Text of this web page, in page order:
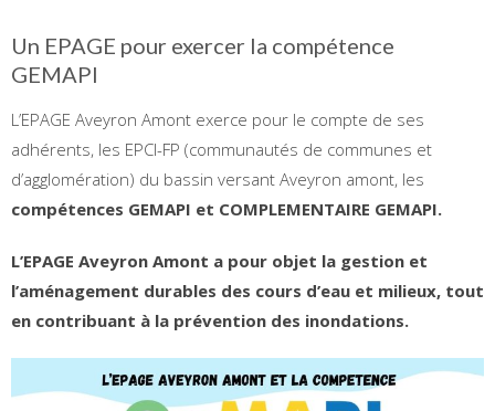
Un EPAGE pour exercer la compétence
GEMAPI
L’EPAGE Aveyron Amont exerce pour le compte de ses
adhérents, les EPCI-FP (communautés de communes et
d’agglomération) du bassin versant Aveyron amont, les
compétences GEMAPI et COMPLEMENTAIRE GEMAPI.
L’EPAGE Aveyron Amont a pour objet la gestion et
l’aménagement durables des cours d’eau et milieux, tout
en contribuant à la prévention des inondations.